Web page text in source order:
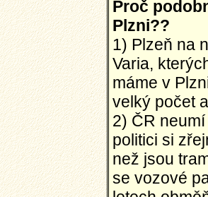
Proč
Plzni??
1) Plzeň na
Varia,
máme v
velký počet
2) ČR
politici si
než jsou
se vozové